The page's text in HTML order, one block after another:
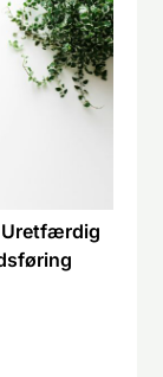
Uretfærdig